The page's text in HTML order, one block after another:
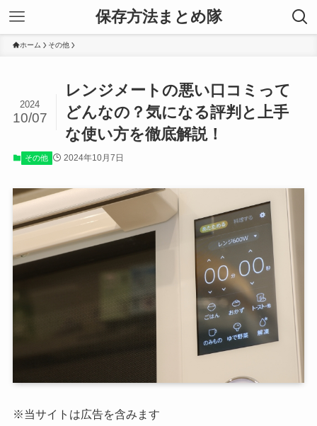
保存方法まとめ隊
ホーム その他
レンジメートの悪い口コミって
どんなの？気になる評判と上手
な使い方を徹底解説！
2024
10/07
その他 2024年10月7日
※当サイトは広告を含みます